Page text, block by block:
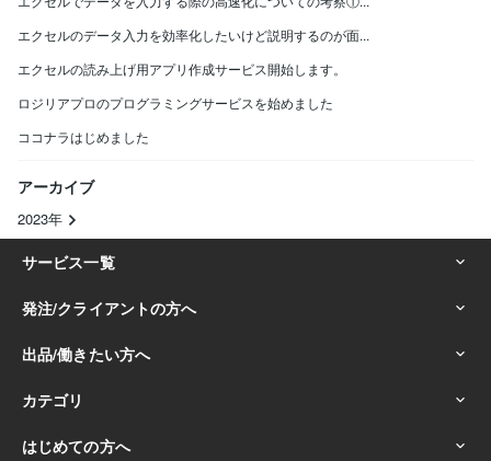
エクセルのデータ入力を効率化したいけど説明するのが面...
エクセルの読み上げ用アプリ作成サービス開始します。
ロジリアプロのプログラミングサービスを始めました
ココナラはじめました
アーカイブ
2023年